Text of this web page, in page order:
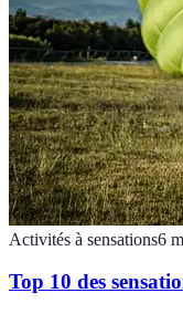
Activités à sensations6
Top 10 des